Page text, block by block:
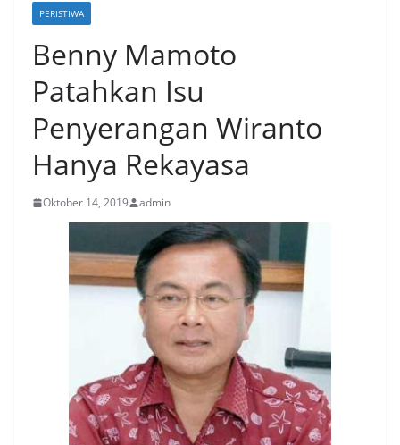
PERISTIWA
Benny Mamoto
Patahkan Isu
Penyerangan Wiranto
Hanya Rekayasa
Oktober 14, 2019 admin